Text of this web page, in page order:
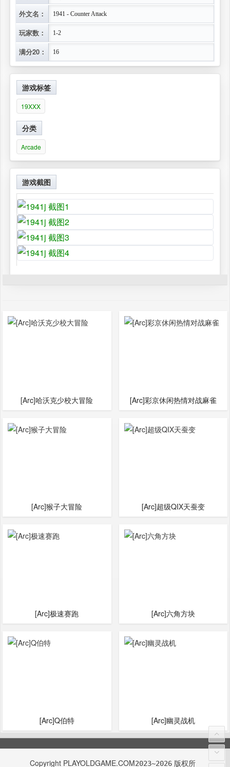
外文名： 1941 - Counter Attack
玩家数： 1-2
满分20： 16
游戏标签
19XXX
分类
Arcade
游戏截图
[Arc]哈沃克少校大冒险 [Arc]彩京休闲热情对战麻雀
[Arc]猴子大冒险 [Arc]超级QIX天蚕变
[Arc]极速赛跑 [Arc]六角方块
[Arc]Q伯特 [Arc]幽灵战机
Copyright PLAYOLDGAME.COM2023~2026 版权所